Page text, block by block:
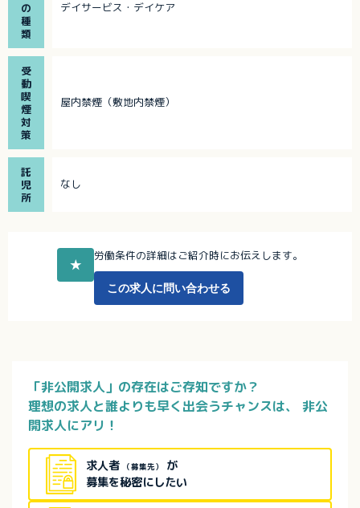
の
種
類
デイサービス・デイケア
受
動
喫
煙
対
策
屋内禁煙（敷地内禁煙）
託
児
所
なし
★
労働条件の詳細はご紹介時にお伝えします。
この求人に問い合わせる
「非公開求人」の存在はご存知ですか？
理想の求人と誰よりも早く出会うチャンスは、
非公
開求人にアリ！
求人者 （募集先）
が
募集を秘密にしたい